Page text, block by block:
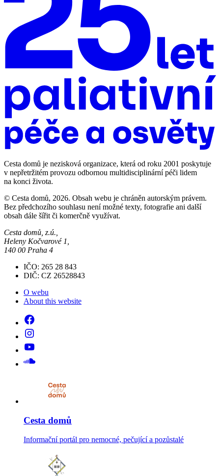
Cesta domů je nezisková organizace, která od roku 2001 poskytuje
v nepřetržitém provozu odbornou multidisciplinární péči lidem
na konci života.
© Cesta domů, 2026. Obsah webu je chráněn autorským právem.
Bez předchozího souhlasu není možné texty, fotografie ani další
obsah dále šířit či komerčně využívat.
Cesta domů, z.ú.,
Heleny Kočvarové 1,
140 00 Praha 4
IČO: 265 28 843
DIČ: CZ 26528843
O webu
About this website
Cesta domů
Informační portál pro nemocné, pečující a pozůstalé